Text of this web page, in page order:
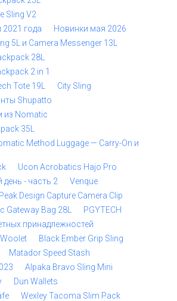
Sling V2
года
Новинки мая 2026
5L и Camera Messenger 13L
28L
2 in 1
Tote 19L
City Sling
Shupatto
из Nomatic
35L
Method Luggage — Carry-On и
Ucon Acrobatics Hajo Pro
- часть 2
Venque
Peak Design Capture Camera Clip
Gateway Bag 28L
PGYTECH
принадлежностей
Woolet
Black Ember Grip Sling
Matador Speed Stash
Alpaka Bravo Sling Mini
Dun Wallets
Wexley Tacoma Slim Pack